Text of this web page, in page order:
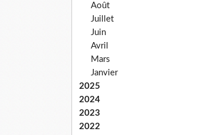
Août
Juillet
Juin
Avril
Mars
Janvier
2025
2024
2023
2022